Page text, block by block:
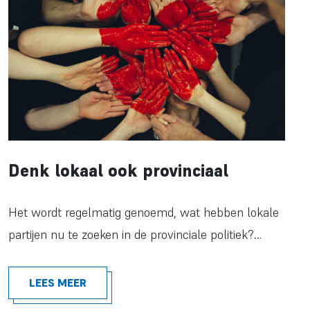
Denk lokaal ook provinciaal
Het wordt regelmatig genoemd, wat hebben lokale
partijen nu te zoeken in de provinciale politiek?…
LEES MEER